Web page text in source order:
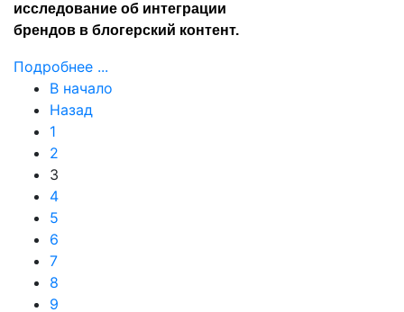
исследование об интеграции
брендов в блогерский контент.
Подробнее ...
В начало
Назад
1
2
3
4
5
6
7
8
9